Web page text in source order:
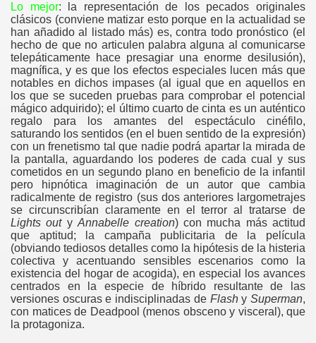
Lo mejor: la representación de los pecados originales
clásicos (conviene matizar esto porque en la actualidad se
han añadido al listado más) es, contra todo pronóstico (el
hecho de que no articulen palabra alguna al comunicarse
telepáticamente hace presagiar una enorme desilusión),
magnífica, y es que los efectos especiales lucen más que
notables en dichos impases (al igual que en aquellos en
los que se suceden pruebas para comprobar el potencial
mágico adquirido); el último cuarto de cinta es un auténtico
regalo para los amantes del espectáculo cinéfilo,
saturando los sentidos (en el buen sentido de la expresión)
con un frenetismo tal que nadie podrá apartar la mirada de
la pantalla, aguardando los poderes de cada cual y sus
cometidos en un segundo plano en beneficio de la infantil
pero hipnótica imaginación de un autor que cambia
radicalmente de registro (sus dos anteriores largometrajes
se circunscribían claramente en el terror al tratarse de
Lights outyAnnabelle creation) con mucha más actitud
que aptitud; la campaña publicitaria de la película
(obviando tediosos detalles como la hipótesis de la histeria
colectiva y acentuando sensibles escenarios como la
existencia del hogar de acogida), en especial los avances
centrados en la especie de híbrido resultante de las
versiones oscuras e indisciplinadas de FlashySuperman,
con matices de Deadpool (menos obsceno y visceral), que
la protagoniza.